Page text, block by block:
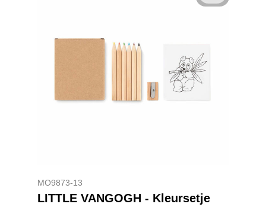
MO9873-13
LITTLE VANGOGH - Kleursetje